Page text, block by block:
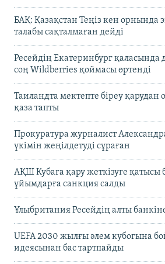
БАҚ: Қазақстан Теңіз кен орнында
талабы сақталмаған дейді
Ресейдің Екатеринбург
соң Wildberries қоймасы өртенді
Таиландта мектепте біреу қарудан
қаза тапты
Прокуратура журналист
үкімін жеңілдетуді сұраған
АҚШ Кубаға қару жеткізуге қатысы
ұйымдарға санкция салды
Ұлыбритания Ресейдің алты
UEFA 2030 жылғы әлем кубогына
идеясынан бас тартпайды